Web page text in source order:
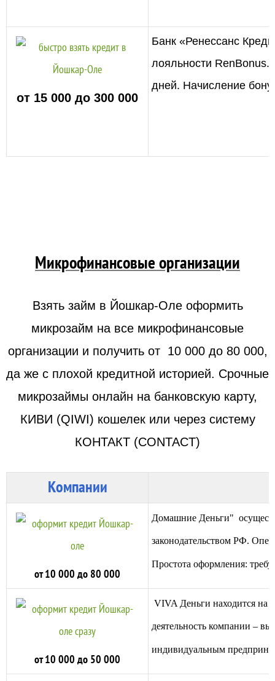
от 15 000 до 300 000
Банк «Ренессанс
лояльности
дней. Начисление
Микрофинансовые организации
Взять займ в Йошкар-Оле оформить
микрозайм на все микрофинансовые
организации и получить от 10 000 до 80 000,
да же с плохой кредитной историей. Срочные
микрозаймы онлайн на банковскую карту,
КИВИ (QIWI) кошелек или через систему
КОНТАКТ (CONTACT)
Компании
от 10 000 до 80 000
Домашние Деньги" о
законодательством РФ.
Простота оформления:
от 10 000 до 50 000
VIVA Деньги находится на
деятельность компании –
индивидуальным